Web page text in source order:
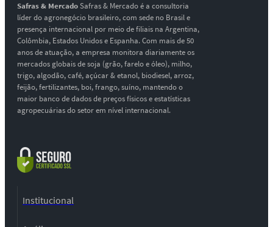
Safras & MercadoSafras & Mercado é a consultoria
líder do agronegócio brasileiro, com sede no Brasil e
presença internacional por meio de filiais na Argentina,
Colômbia, Estados Unidos e Espanha. Com mais de 50
anos de atuação, a empresa monitora diariamente os
mercados globais de soja (grão, farelo e óleo), milho,
trigo, algodão, café, açúcar & etanol, biodiesel, arroz,
feijão, fertilizantes, boi, frango, suíno, mantendo o
maior banco de dados de preços físicos e estatísticas
agropecuárias do setor em nível internacional.
Institucional